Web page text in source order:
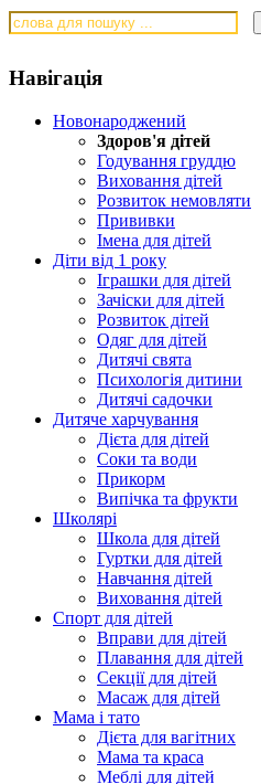
Навігація
Новонароджений
Здоров'я дітей
Годування груддю
Виховання дітей
Розвиток немовляти
Прививки
Імена для дітей
Діти від 1 року
Іграшки для дітей
Зачіски для дітей
Розвиток дітей
Одяг для дітей
Дитячі свята
Психологія дитини
Дитячі садочки
Дитяче харчування
Дієта для дітей
Соки та води
Прикорм
Випічка та фрукти
Школярі
Школа для дітей
Гуртки для дітей
Навчання дітей
Виховання дітей
Спорт для дітей
Вправи для дітей
Плавання для дітей
Секції для дітей
Масаж для дітей
Мама і тато
Дієта для вагітних
Мама та краса
Меблі для дітей